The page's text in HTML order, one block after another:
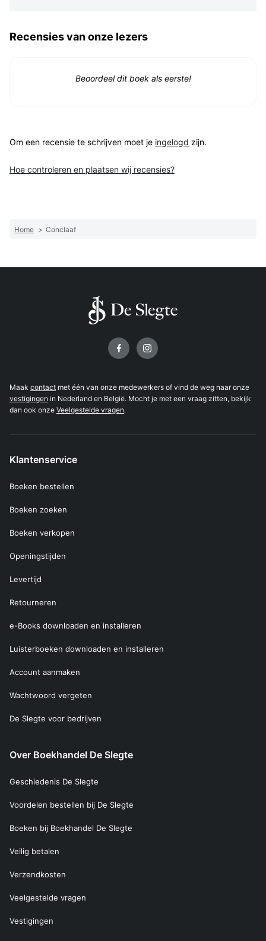
Recensies van onze lezers
Beoordeel dit boek als eerste!
Om een recensie te schrijven moet je ingelogd zijn.
Hoe controleren en plaatsen wij recensies?
Home > Conclaaf
Maak contact met één van onze medewerkers of vind de weg naar onze
vestigingen in Nederland en België. Mocht je met een vraag zitten, bekijk
dan ook onze Veelgestelde vragen.
Klantenservice
Boeken bestellen
Boeken zoeken
Boeken verkopen
Openingstijden
Levertijd
Retourneren
e-Books downloaden en installeren
Luisterboeken downloaden en installeren
Account aanmaken
Wachtwoord vergeten
De Slegte voor bedrijven
Over Boekhandel De Slegte
Geschiedenis De Slegte
Voordelen bestellen bij De Slegte
Boeken bij Boekhandel De Slegte
Veilig betalen
Verzendkosten
Veelgestelde vragen
Vestigingen